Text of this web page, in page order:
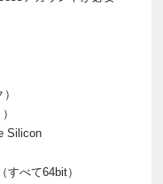
Silicon
べて64bit）